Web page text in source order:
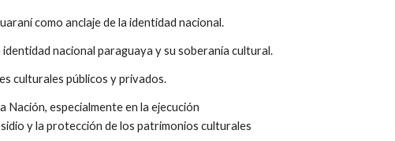
como anclaje de la identidad nacional.
nacional paraguaya y su soberanía cultural.
culturales públicos y privados.
Nación, especialmente en la ejecución
y la protección de los patrimonios culturales